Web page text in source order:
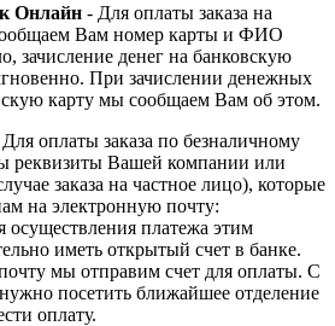
Онлайн - Для оплаты заказа на
Вам номер карты и ФИО
зачисление денег на банковскую
При зачислении денежных
карту мы сообщаем Вам об этом.
оплаты заказа по безналичному
реквизиты Вашей компании или
заказа на частное лицо), которые
на электронную почту:
осуществления платежа этим
иметь открытый счет в банке.
мы отправим счет для оплаты. С
посетить ближайшее отделение
оплату.